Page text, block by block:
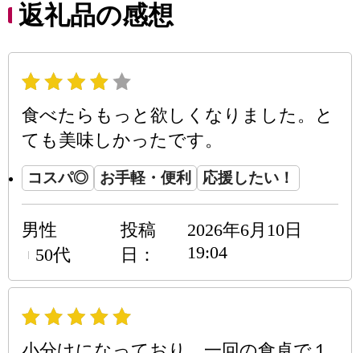
返礼品の感想
食べたらもっと欲しくなりました。と
ても美味しかったです。
コスパ◎ お手軽・便利 応援したい！
男性
50代
投稿
日
2026年6月10日
19:04